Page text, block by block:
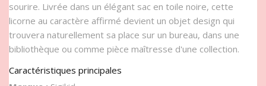
sourire. Livrée dans un élégant sac en toile noire, cette
licorne au caractère affirmé devient un objet design qui
trouvera naturellement sa place sur un bureau, dans une
bibliothèque ou comme pièce maîtresse d'une collection.
Caractéristiques principales